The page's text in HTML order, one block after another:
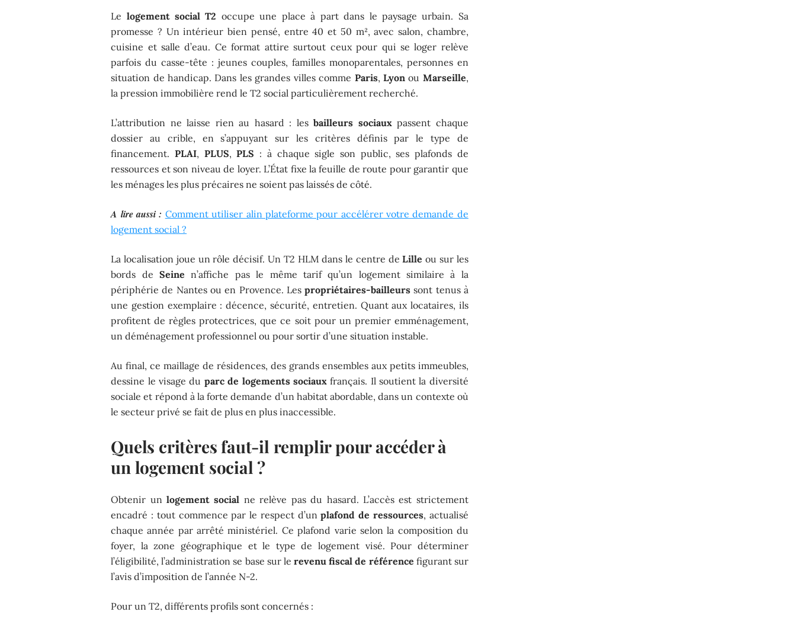
Le logement social T2 occupe une place à part dans le paysage urbain. Sa
promesse ? Un intérieur bien pensé, entre 40 et 50 m², avec salon, chambre,
cuisine et salle d’eau. Ce format attire surtout ceux pour qui se loger relève
parfois du casse-tête : jeunes couples, familles monoparentales, personnes en
situation de handicap. Dans les grandes villes comme Paris,Lyon ou Marseille,
la pression immobilière rend le T2 social particulièrement recherché.
L’attribution ne laisse rien au hasard : lesbailleurs sociaux passent chaque
dossier au crible, en s’appuyant sur les critères définis par le type de
financement. PLAI, PLUS,PLS : à chaque sigle son public, ses plafonds de
ressources et son niveau de loyer. L’État fixe la feuille de route pour garantir que
les ménages les plus précaires ne soient pas laissés de côté.
A lire aussi : Comment utiliser alin plateforme pour accélérer votre demande de
logement social ?
La localisation joue un rôle décisif. Un T2 HLM dans le centre deLille ou sur les
bords de Seine n’affiche pas le même tarif qu’un logement similaire à la
périphérie de Nantes ou en Provence. Lespropriétaires-bailleurs sont tenus à
une gestion exemplaire : décence, sécurité, entretien. Quant aux locataires, ils
profitent de règles protectrices, que ce soit pour un premier emménagement,
un déménagement professionnel ou pour sortir d’une situation instable.
Au final, ce maillage de résidences, des grands ensembles aux petits immeubles,
dessine le visage du parc de logements sociaux français. Il soutient la diversité
sociale et répond à la forte demande d’un habitat abordable, dans un contexte où
le secteur privé se fait de plus en plus inaccessible.
Quels critères faut-il remplir pour accéder à
un logement social ?
Obtenir un logement social ne relève pas du hasard. L’accès est strictement
encadré : tout commence par le respect d’unplafond de ressources, actualisé
chaque année par arrêté ministériel. Ce plafond varie selon la composition du
foyer, la zone géographique et le type de logement visé. Pour déterminer
l’éligibilité, l’administration se base sur lerevenu fiscal de référence figurant sur
l’avis d’imposition de l’année N-2.
Pour un T2, différents profils sont concernés :